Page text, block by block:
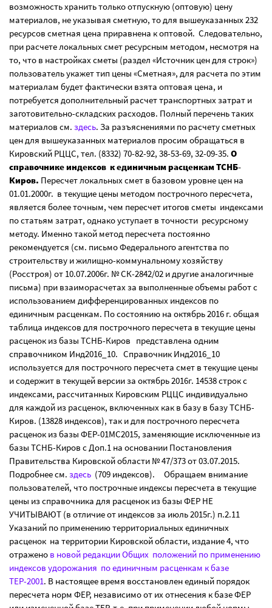
возможность хранить только отпускную (оптовую) цену
материалов, не указывая сметную, то для вышеуказанных 232
ресурсов сметная цена приравнена к оптовой. Следовательно,
при расчете локальных смет ресурсным методом, несмотря на
то, что в настройках сметы (раздел «Источник цен для строк»)
пользователь укажет тип цены «Сметная», для расчета по этим
материалам будет фактически взята оптовая цена, и
потребуется дополнительный расчет транспортных затрат и
заготовительно-складских расходов. Полный перечень таких
материалов см. здесь. За разъяснениями по расчету сметных
цен для вышеуказанных материалов просим обращаться в
Кировский РЦЦС, тел. (8332) 70-82-92, 38-53-69, 32-09-35. О
справочнике индексов к единичным расценкам ТСНБ-
Киров. Пересчет локальных смет в базовом уровне цен на
01.01.2000г. в текущие цены методом построчного пересчета,
является более точным, чем пересчет итогов сметы индексами
по статьям затрат, однако уступает в точности ресурсному
методу. Именно такой метод пересчета постоянно
рекомендуется (см. письмо Федерального агентства по
строительству и жилищно-коммунальному хозяйству
(Росстроя) от 10.07.2006г. № СК-2842/02 и другие аналогичные
письма) при взаиморасчетах за выполненные объемы работ с
использованием дифференцированных индексов по
единичным расценкам. По состоянию на октябрь 2016 г. общая
таблица индексов для построчного пересчета в текущие цены
расценок из базы ТСНБ-Киров представлена одним
справочником Инд2016_10. Справочник Инд2016_10
используется для построчного пересчета смет в текущие цены
и содержит в текущей версии за октябрь 2016г. 14538 строк с
индексами, рассчитанных Кировским РЦЦС индивидуально
для каждой из расценок, включенных как в базу в базу ТСНБ-
Киров. (13828 индексов), так и для построчного пересчета
расценок из базы ФЕР-01МС2015, заменяющие исключенные из
базы ТСНБ-Киров с Доп.1 на основании Постановления
Правительства Кировской области № 47/373 от 03.07.2015.
Подробнее см. здесь (709 индексов). Обращаем внимание
пользователей, что построчные индексы пересчета в текущие
цены из справочника для расценок из базы ФЕР НЕ
УЧИТЫВАЮТ (в отличие от индексов за июль 2015г.) п.2.11
Указаний по применению территориальных единичных
расценок на территории Кировской области, издание 4, что
отражено в новой редакции Общих положений по применению
индексов удорожания по единичным расценкам к базе
ТЕР-2001. В настоящее время восстановлен единый порядок
пересчета норм ФЕР, независимо от их отнесения к базе ФЕР